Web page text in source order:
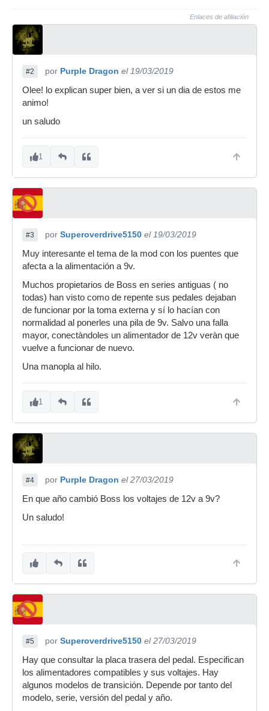
Enlaces de afiliación
#2 por Purple Dragon el 19/03/2019
Olee! lo explican super bien, a ver si un dia de estos me
animo!
un saludo
1
#3 por Superoverdrive5150 el 19/03/2019
Muy interesante el tema de la mod con los puentes que
afecta a la alimentación a 9v.
Muchos propietarios de Boss en series antiguas ( no
todas) han visto como de repente sus pedales dejaban
de funcionar por la toma externa y sí lo hacían con
normalidad al ponerles una pila de 9v. Salvo una falla
mayor, conectàndoles un alimentador de 12v veràn que
vuelve a funcionar de nuevo.
Una manopla al hilo.
1
#4 por Purple Dragon el 27/03/2019
En que año cambió Boss los voltajes de 12v a 9v?
Un saludo!
#5 por Superoverdrive5150 el 27/03/2019
Hay que consultar la placa trasera del pedal. Especifican
los alimentadores compatibles y sus voltajes. Hay
algunos modelos de transición. Depende por tanto del
modelo, serie, versión del pedal y año.